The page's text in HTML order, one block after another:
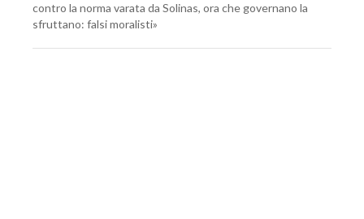
contro la norma varata da Solinas, ora che governano la
sfruttano: falsi moralisti»